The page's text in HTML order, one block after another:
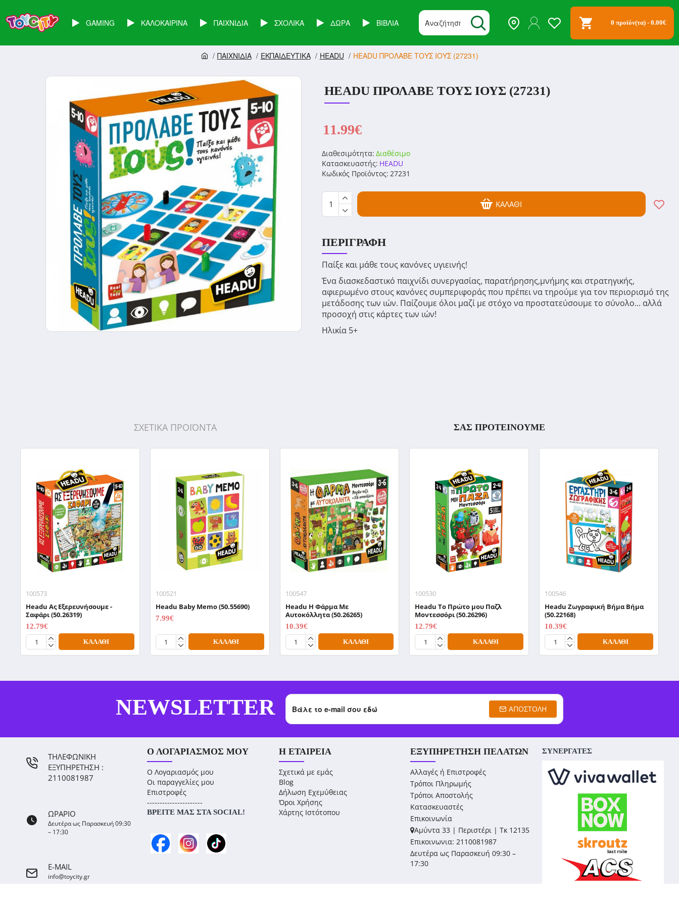
GAMING ΚΑΛΟΚΑΙΡΙΝΑ ΠΑΙΧΝΙΔΙΑ ΣΧΟΛΙΚΑ ΔΩΡΑ ΒΙΒΛΙΑ 0 προϊόν(τα) - 0.00€
ΠΑΙΧΝΙΔΙΑ ΕΚΠΑΙΔΕΥΤΙΚΑ HEADU HEADU ΠΡΟΛΑΒΕ ΤΟΥΣ ΙΟΥΣ (27231)
HEADU ΠΡΟΛΑΒΕ ΤΟΥΣ ΙΟΥΣ (27231)
Διαθεσιμότητα: Διαθέσιμο
Κατασκευαστής: HEADU
Κωδικός Προϊόντος: 27231
11.99€
ΚΑΛΆΘΙ
ΠΕΡΙΓΡΑΦΉ
Παίξε και µάθε τους κανόνες υγιεινής!
Ένα διασκεδαστικό παιχνίδι συνεργασίας, παρατήρησης,μνήμης και στρατηγικής,
αφιερωμένο στους κανόνες συμπεριφοράς που πρέπει να τηρούμε για τον περιορισμό της
μετάδοσης των ιών. Παίζουμε όλοι μαζί με στόχο να προστατεύσουμε το σύνολο... αλλά
προσοχή στις κάρτες των ιών!
Ηλικία 5+
ΣΧΕΤΙΚΑ ΠΡΟΪΟΝΤΑ ΣΑΣ ΠΡΟΤΕΙΝΟΥΜΕ
100573
Headu Aς Εξερευνήσουμε -
Σαφάρι (50.26319)
12.79€
ΚΑΛΆΘΙ
100521
Headu Baby Memo (50.55690)
7.99€
ΚΑΛΆΘΙ
100547
Headu H Φάρμα Με
Αυτοκόλλητα (50.26265)
10.39€
ΚΑΛΆΘΙ
100530
Headu To Πρώτο μου Παζλ
Μοντεσσόρι (50.26296)
12.79€
ΚΑΛΆΘΙ
100546
Headu Zωγραφική Βήμα Βήμα
(50.22168)
10.39€
ΚΑΛΆΘΙ
NEWSLETTER ΑΠΟΣΤΟΛΉ
ΤΗΛΕΦΩΝΙΚΗ
ΕΞΥΠΗΡΕΤΗΣΗ :
2110081987
ΩΡΑΡΙΟ
Δευτέρα ως Παρασκευή 09:30
– 17:30
E-MAIL
info@toycity.gr
Ο ΛΟΓΑΡΙΑΣΜΌΣ ΜΟΥ
Ο Λογαριασμός μου
Οι παραγγελίες μου
Επιστροφές
----------------------
ΒΡΕΊΤΕ ΜΑΣ ΣΤΑ SOCIAL!
Η ΕΤΑΙΡΕΊΑ
Σχετικά με εμάς
Blog
Δήλωση Εχεμύθειας
Όροι Χρήσης
Χάρτης Ιστότοπου
ΕΞΥΠΗΡΈΤΗΣΗ ΠΕΛΑΤΏΝ
Αλλαγές ή Επιστροφές
Τρόποι Πληρωμής
Τρόποι Αποστολής
Κατασκευαστές
Επικοινωνία
Αμύντα 33 | Περιστέρι | Τκ 12135
Επικοινωνια: 2110081987
Δευτέρα ως Παρασκευή 09:30 –
17:30
ΣΥΝΕΡΓΑΤΕΣ